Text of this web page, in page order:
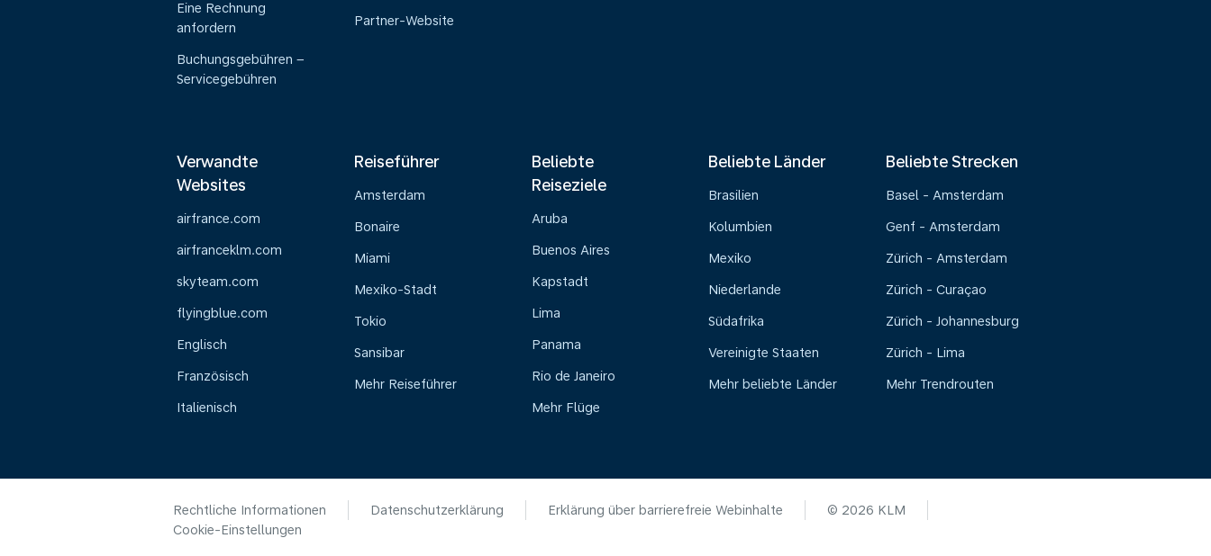
Eine Rechnung
anfordern
Buchungsgebühren –
Servicegebühren
Partner-Website
Verwandte
Websites
airfrance.com
airfranceklm.com
skyteam.com
flyingblue.com
Englisch
Französisch
Italienisch
Reiseführer
Amsterdam
Bonaire
Miami
Mexiko-Stadt
Tokio
Sansibar
Mehr Reiseführer
Beliebte
Reiseziele
Aruba
Buenos Aires
Kapstadt
Lima
Panama
Rio de Janeiro
Mehr Flüge
Beliebte Länder
Brasilien
Kolumbien
Mexiko
Niederlande
Südafrika
Vereinigte Staaten
Mehr beliebte Länder
Beliebte Strecken
Basel - Amsterdam
Genf - Amsterdam
Zürich - Amsterdam
Zürich - Curaçao
Zürich - Johannesburg
Zürich - Lima
Mehr Trendrouten
Rechtliche Informationen Datenschutzerklärung Erklärung über barrierefreie Webinhalte
© 2026 KLM
Cookie-Einstellungen